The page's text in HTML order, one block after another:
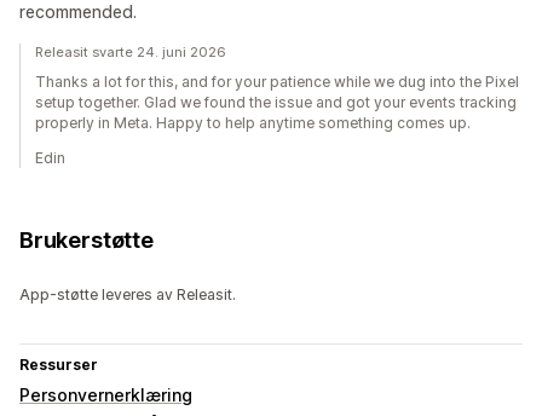
recommended.
Releasit svarte 24. juni 2026
Thanks a lot for this, and for your patience while we dug into the Pixel
setup together. Glad we found the issue and got your events tracking
properly in Meta. Happy to help anytime something comes up.
Edin
Brukerstøtte
App-støtte leveres av Releasit.
Ressurser
Personvernerklæring